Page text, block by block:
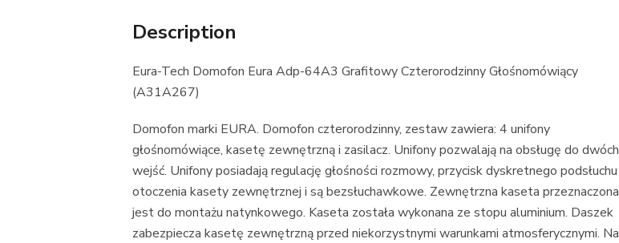
Description
Eura-Tech Domofon Eura Adp-64A3 Grafitowy Czterorodzinny Głośnomówiący
(A31A267)
Domofon marki EURA. Domofon czterorodzinny, zestaw zawiera: 4 unifony
głośnomówiące, kasetę zewnętrzną i zasilacz. Unifony pozwalają na obsługę do dwóch
wejść. Unifony posiadają regulację głośności rozmowy, przycisk dyskretnego podsłuchu
otoczenia kasety zewnętrznej i są bezsłuchawkowe. Zewnętrzna kaseta przeznaczona
jest do montażu natynkowego. Kaseta została wykonana ze stopu aluminium. Daszek
zabezpiecza kasetę zewnętrzną przed niekorzystnymi warunkami atmosferycznymi. Na